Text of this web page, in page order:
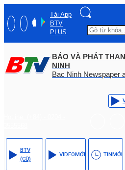
Tải App
BTV
PLUS
BÁO VÀ PHÁT
NINH
Bac Ninh Newspaper
BTV
(CŨ)
VIDEOMỚI TINMỚI